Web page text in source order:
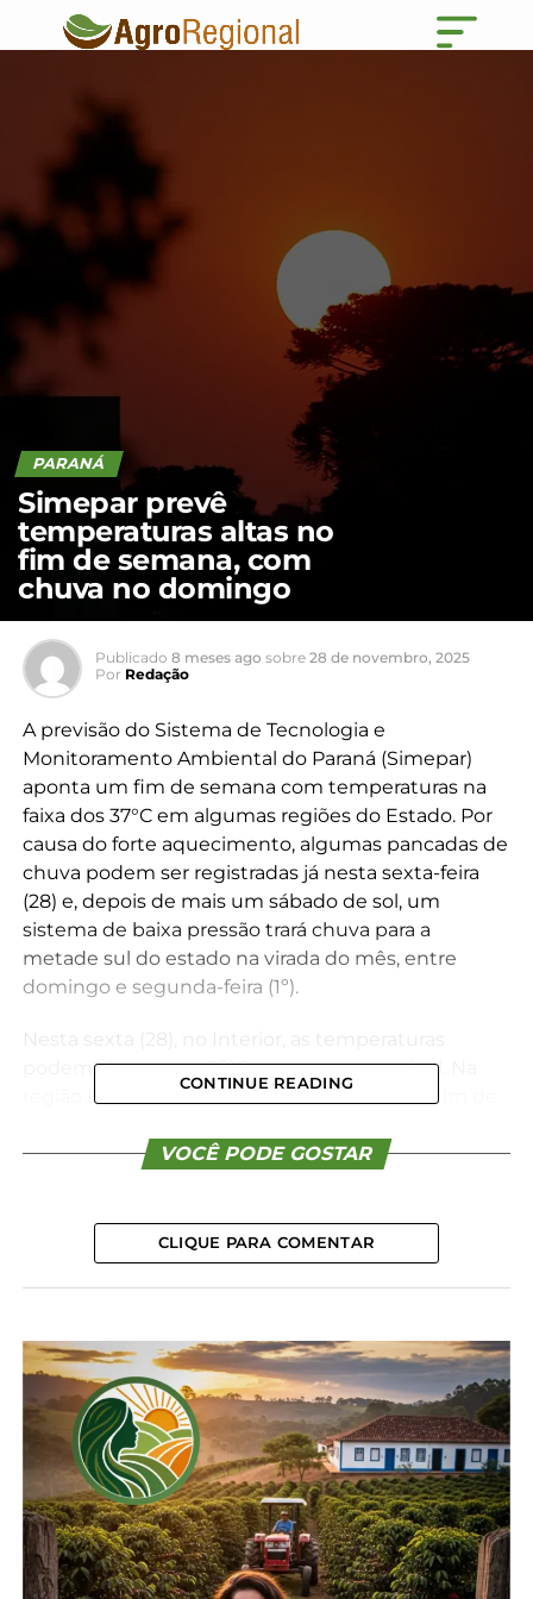
PARANÁ
Simepar prevê
temperaturas altas no
fim de semana, com
chuva no domingo
Publicado 8 meses ago sobre 28 de novembro, 2025
Por Redação
A previsão do Sistema de Tecnologia e
Monitoramento Ambiental do Paraná (Simepar)
aponta um fim de semana com temperaturas na
faixa dos 37°C em algumas regiões do Estado. Por
causa do forte aquecimento, algumas pancadas de
chuva podem ser registradas já nesta sexta-feira
(28) e, depois de mais um sábado de sol, um
sistema de baixa pressão trará chuva para a
metade sul do estado na virada do mês, entre
domingo e segunda-feira (1º).
podem chegar aos 35°C, com tempo estável. Na
região Leste, ficam na casa dos 26°C. O boletim de
com a Defesa Civil para esta sexta-feira aponta que
frente fria de fraca intensidade pelo Litoral deverão
proporcionar condições para pancadas de chuva e
tempestades localizadas, especialmente entre a
No sábado (29) o tempo fica mais estável e as
temperaturas seguem subindo, podendo chegar
aos 37°C no Noroeste. No Litoral e na Região
Metropolitana de Curitiba, as temperaturas se
aproximam dos 30°C. O domingo (30), último dia
de novembro, também começa com tempo
estável em todas as regiões, predomínio de sol e
temperaturas em elevação, novamente chegando
CONTINUE READING
VOCÊ PODE GOSTAR
CLIQUE PARA COMENTAR